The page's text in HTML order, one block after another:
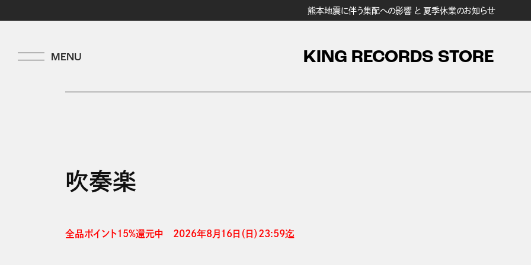
熊本地震に伴う集配への影響 と 夏季休業のお知らせ
KING RECORDS STORE
吹奏楽
全品ポイント15%還元中　2026年8月16日（日）23:59迄